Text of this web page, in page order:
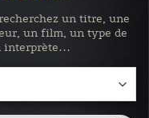
un titre, une
un film, un type de
interprète…